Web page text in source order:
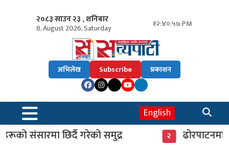
२०८३ साउन २३ , शनिबार
8, August 2026, Saturday १२:४०:५८ PM
अभिलेख Subscribe प्रकाशन
English
संसारमा छिर्दै गरेको समुद्र ढोरपाटनमा